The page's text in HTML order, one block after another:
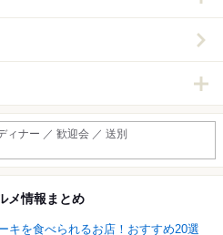
ィナー ／ 歓迎会 ／ 送別
メ情報まとめ
キを食べられるお店！おすすめ20選